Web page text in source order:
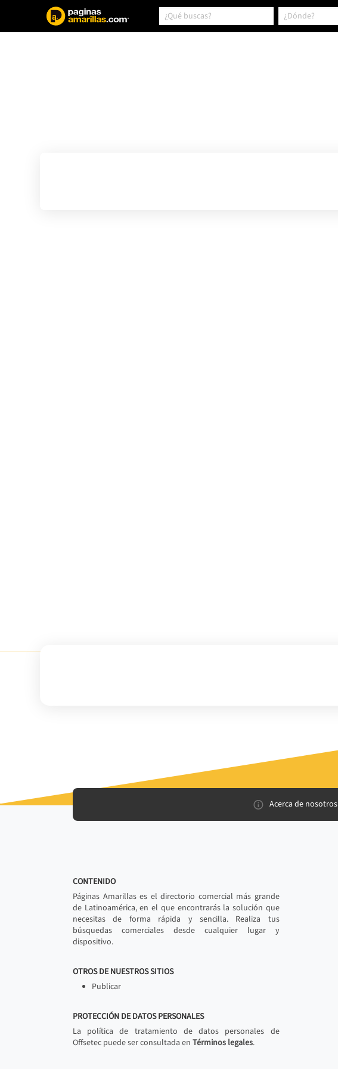
Acerca de nosotros
CONTENIDO
Páginas Amarillas es el directorio comercial más grande
de Latinoamérica, en el que encontrarás la solución que
necesitas de forma rápida y sencilla. Realiza tus
búsquedas comerciales desde cualquier lugar y
dispositivo.
OTROS DE NUESTROS SITIOS
Publicar
PROTECCIÓN DE DATOS PERSONALES
La política de tratamiento de datos personales de
Offsetec puede ser consultada en Términos legales.